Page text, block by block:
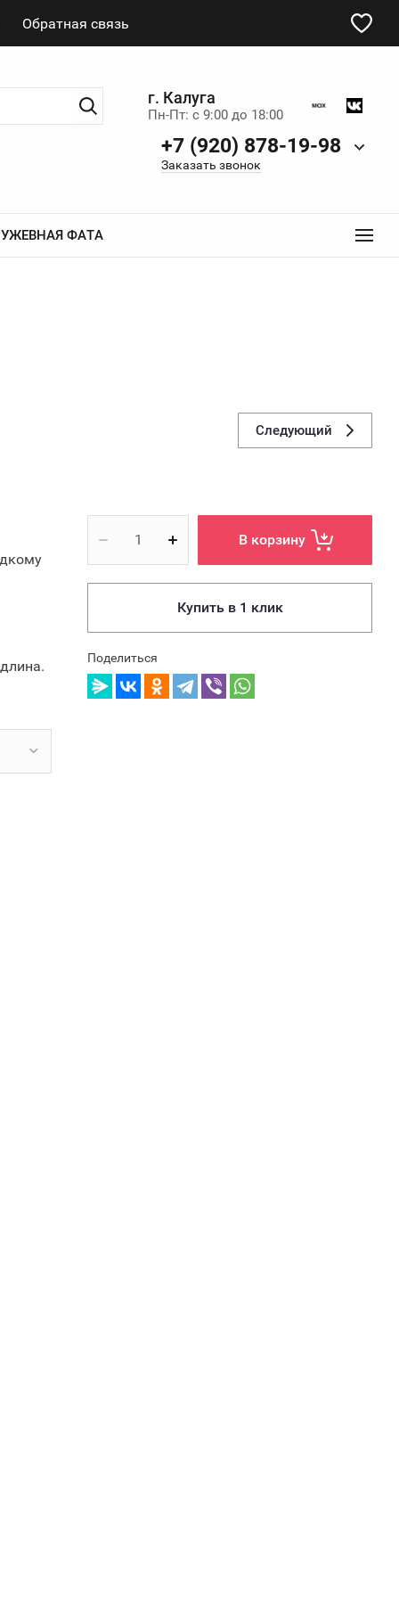
Обратная связь
г. Калуга
Пн-Пт: с 9:00 до 18:00
+7 (920) 878-19-98
Заказать звонок
ФАТА ...
Следующий
В корзину
Купить в 1 клик
Поделиться